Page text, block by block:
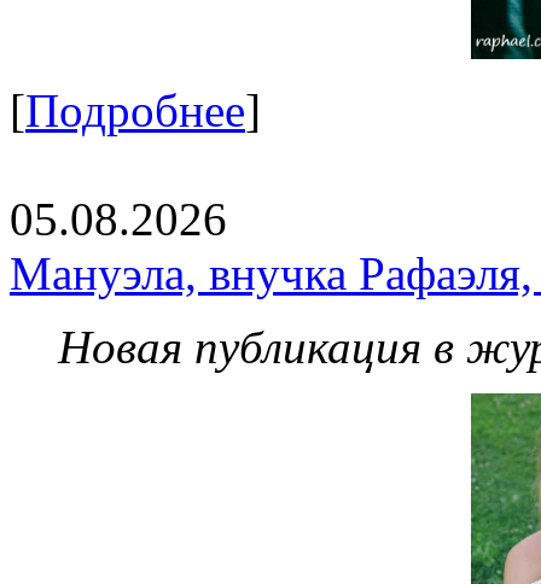
[Подробнее]
05.08.2026
Мануэла, внучка
Новая публикация в